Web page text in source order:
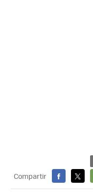
Compartir
FACEBOOK
X